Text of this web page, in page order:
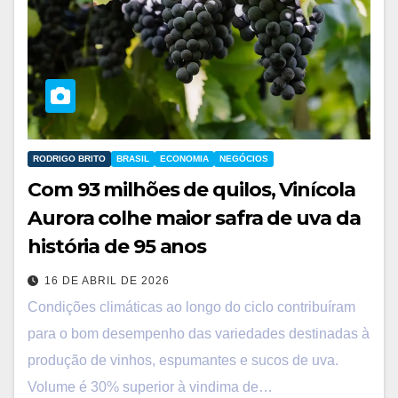
BRASIL ECONOMIA NEGÓCIOS
RODRIGO BRITO
Com 93 milhões de quilos, Vinícola
Aurora colhe maior safra de uva da
história de 95 anos
16 DE ABRIL DE 2026
Condições climáticas ao longo do ciclo contribuíram
para o bom desempenho das variedades destinadas à
produção de vinhos, espumantes e sucos de uva.
Volume é 30% superior à vindima de…